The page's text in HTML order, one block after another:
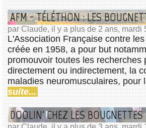
par Claude, il y a plus de 2 ans, mardi
L'Association Française contre
créée en 1958, a pour but
promouvoir toutes les recherches
directement ou indirectement, la
maladies neuromusculaires, pour
suite...
DOOLIN' CHEZ LES BOUGNETTES